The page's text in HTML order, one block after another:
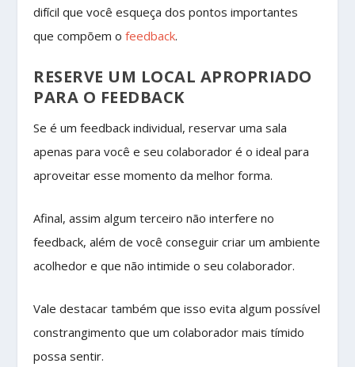
difícil que você esqueça dos pontos importantes
que compõem ofeedback.
RESERVE UM LOCAL APROPRIADO
PARA O FEEDBACK
Se é um feedback individual, reservar uma sala
apenas para você e seu colaborador é o ideal para
aproveitar esse momento da melhor forma.
Afinal, assim algum terceiro não interfere no
feedback, além de você conseguir criar um ambiente
acolhedor e que não intimide o seu colaborador.
Vale destacar também que isso evita algum possível
constrangimento que um colaborador mais tímido
possa sentir.